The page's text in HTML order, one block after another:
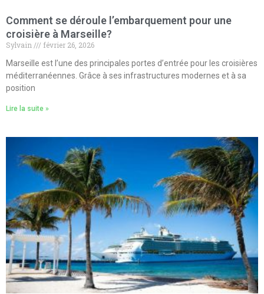
Comment se déroule l’embarquement pour une
croisière à Marseille?
Sylvain
février 26, 2026
Marseille est l’une des principales portes d’entrée pour les croisières
méditerranéennes. Grâce à ses infrastructures modernes et à sa
position
Lire la suite »